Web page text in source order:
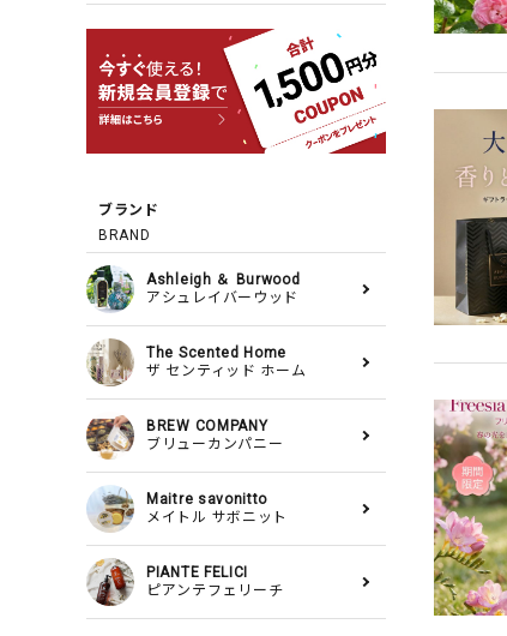
ブランド
BRAND
Ashleigh ＆ Burwood
アシュレイバーウッド
The Scented Home
ザ センティッド ホーム
BREW COMPANY
ブリューカンパニー
Maitre savonitto
メイトル サボニット
PIANTE FELICI
ピアンテフェリーチ